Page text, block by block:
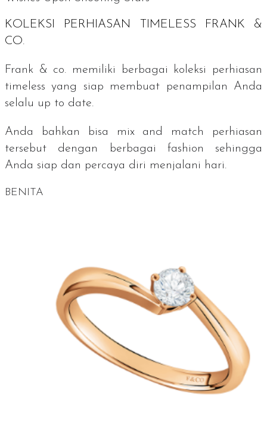
KOLEKSI PERHIASAN TIMELESS FRANK &
CO.
Frank & co. memiliki berbagai koleksi perhiasan
timelessyang siap membuat penampilan Anda
selalu up to date.
Anda bahkan bisa mix and match
perhiasan
tersebut dengan berbagai fashion sehingga
Anda siap dan percaya diri menjalani hari.
BENITA